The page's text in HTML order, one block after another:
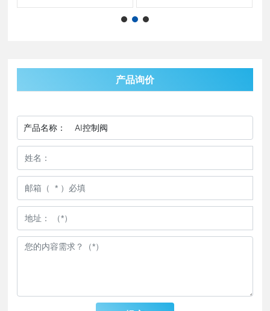
5)
65)
产品询价
产品名称： AI控制阀